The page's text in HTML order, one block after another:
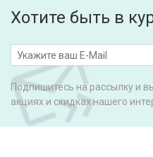
Хотите быть в
Подпишитесь на рассылку и
акциях и скидках нашего